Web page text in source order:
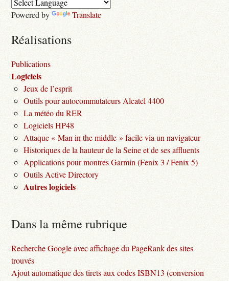
Powered by Translate
Réalisations
Publications
Logiciels
Jeux de l’esprit
Outils pour autocommutateurs Alcatel 4400
La météo du RER
Logiciels HP48
Attaque « Man in the middle » facile via un navigateur
Historiques de la hauteur de la Seine et de ses affluents
Applications pour montres Garmin (Fenix 3 / Fenix 5)
Outils Active Directory
Autres logiciels
Dans la même rubrique
Recherche Google avec affichage du PageRank des sites
trouvés
Ajout automatique des tirets aux codes ISBN13 (conversion